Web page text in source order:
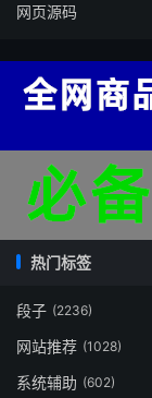
网页源码
热门标签
段子 (2236)
网站推荐 (1028)
系统辅助 (602)